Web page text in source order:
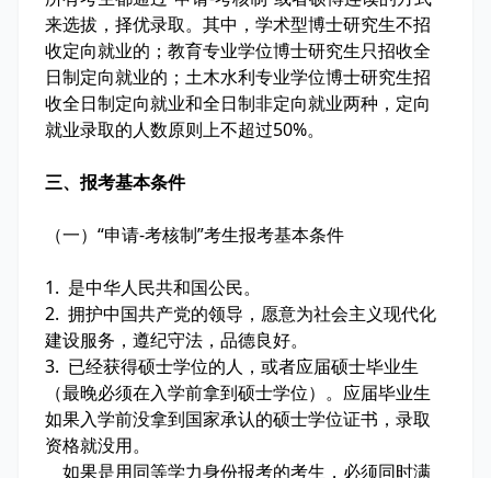
来选拔，择优录取。其中，学术型博士研究生不招
收定向就业的；教育专业学位博士研究生只招收全
日制定向就业的；土木水利专业学位博士研究生招
收全日制定向就业和全日制非定向就业两种，定向
就业录取的人数原则上不超过50%。
三、报考基本条件
（一）“申请-考核制”考生报考基本条件
1. 是中华人民共和国公民。
2. 拥护中国共产党的领导，愿意为社会主义现代化
建设服务，遵纪守法，品德良好。
3. 已经获得硕士学位的人，或者应届硕士毕业生
（最晚必须在入学前拿到硕士学位）。应届毕业生
如果入学前没拿到国家承认的硕士学位证书，录取
资格就没用。
如果是用同等学力身份报考的考生，必须同时满